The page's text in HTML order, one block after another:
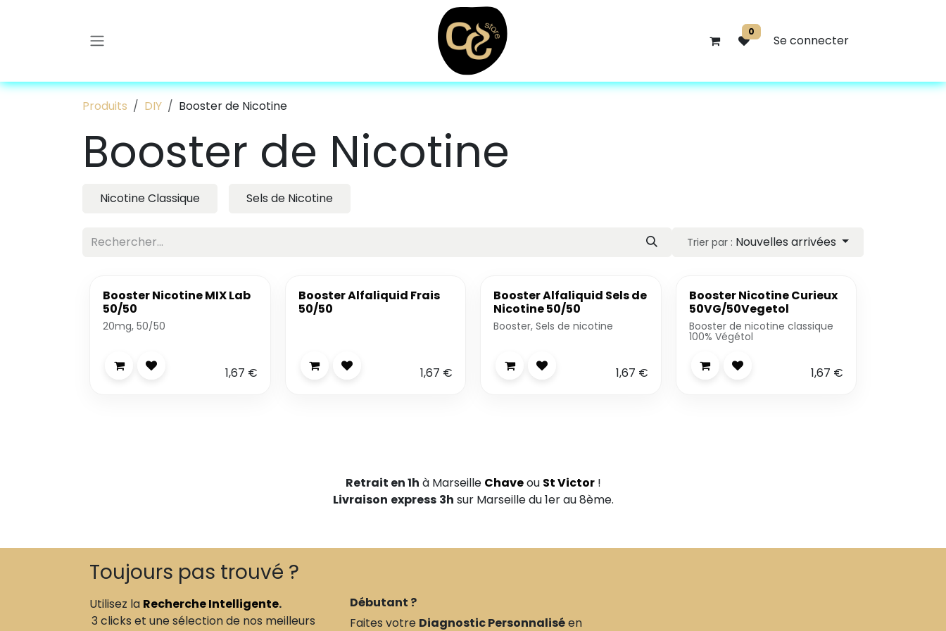
0
Se connecter
Produits DIY Booster de Nicotine
Booster de Nicotine
Nicotine Classique Sels de Nicotine
Trier par : Nouvelles arrivées
Dispo 24/7
Booster Nicotine MIX Lab
50/50
20mg, 50/50
1,67 €
Booster Alfaliquid Frais
50/50
1,67 €
Booster Alfaliquid Sels de
Nicotine 50/50
Booster, Sels de nicotine
1,67 €
Booster Nicotine Curieux
50VG/50Vegetol
Booster de nicotine classique
100% Végétol
1,67 €
Retrait en 1h à Marseille Chaveou St Victor!
Livraison express 3h sur Marseille du 1er au 8ème.
Toujours pas trouvé ?
Utilisez la Recherche Intelligente.
3 clicks et une sélection de nos meilleurs
Débutant ?
Faites votre Diagnostic Personnaliséen